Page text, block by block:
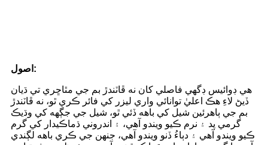
اصول:
هي ڊوائيس ڊگهي فاصلي کان نه ڦاٽندڙ بم جي مٿاڇري تي ڌيان
ڏيڻ لاءِ هڪ اعليٰ توانائي واري ليزر کي فائر ڪري ٿو، نه ڦاٽندڙ
بم جي ٻاهرئين شيل کي باهه ڏئي ٿو، شيل جي جڳهه کي وڌيڪ
گرمي پد ۽ نرم ڪيو ويندو آهي، ۽ اندروني ڌماڪيدار کي گرم
ڪيو ويندو آهي ۽ دٻاءُ ڏنو ويندو آهي، جنهن جي ڪري باهه لڳندي